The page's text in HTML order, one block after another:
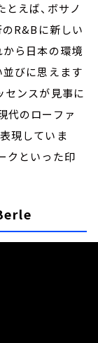
えば、ボサノ
のR&Bに新しい
から日本の環境
並びに思えます
センスが見事に
代のローファ
現していま
クといった印